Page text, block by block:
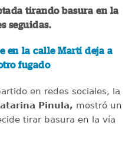
tirando basura en la
seguidas.
en la calle Martí deja a
fugado
en redes sociales, la
Pinula, mostró un
tirar basura en la vía